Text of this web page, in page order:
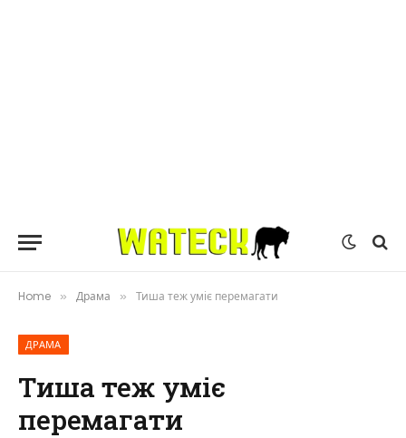
Home » Драма » Тиша теж уміє перемагати
ДРАМА
Тиша теж уміє
перемагати